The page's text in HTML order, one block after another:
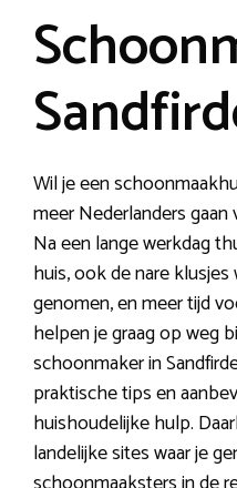
Wil je een
meer Nederlanders
Na een lange werkdag
huis, ook de nare
genomen, en meer tijd
helpen je graag op weg
schoonmaker in
praktische tips en
huishoudelijke hulp.
landelijke sites waar je